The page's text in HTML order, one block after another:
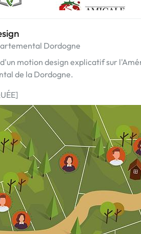
Dordogne
motion design explicatif sur
de la Dordogne.